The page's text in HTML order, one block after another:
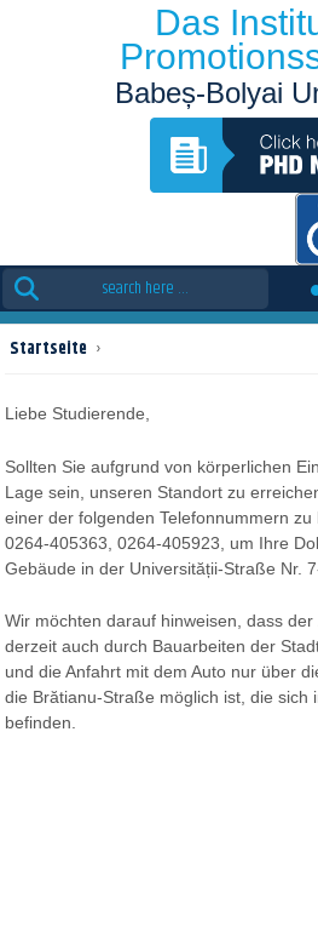
Das
Babeș-Bolyai
Suche
nach:
Startseite ›
Liebe Studierende,
Sollten Sie aufgrund von körperlichen
Lage sein, unseren Standort zu
einer der folgenden Telefonnummern zu
0264-405363, 0264-405923, um Ihre
Gebäude in der Universității-Straße Nr.
Wir möchten darauf hinweisen, dass
derzeit auch durch Bauarbeiten der
und die Anfahrt mit dem Auto nur über
die Brătianu-Straße möglich ist, die sich
befinden.